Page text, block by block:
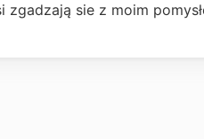
zgadzają sie z moim